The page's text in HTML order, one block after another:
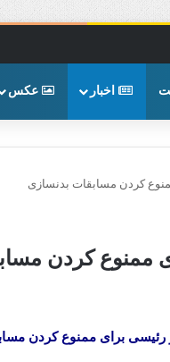
اخبار عکس
کردن مسابقات بدنسازی
کردن
برای ممنوع کردن